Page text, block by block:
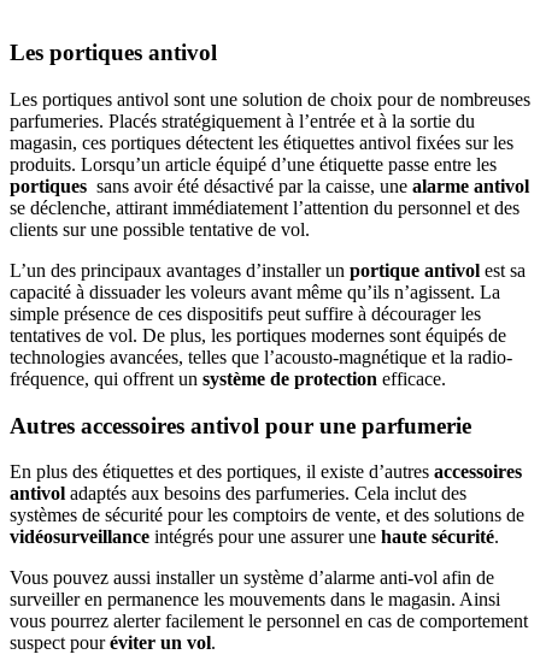
Les portiques antivol
Les portiques antivol sont une solution de choix pour de nombreuses
parfumeries. Placés stratégiquement à l’entrée et à la sortie du
magasin, ces portiques détectent les étiquettes antivol fixées sur les
produits. Lorsqu’un article équipé d’une étiquette passe entre les
portiques sans avoir été désactivé par la caisse, une alarme antivol
se déclenche, attirant immédiatement l’attention du personnel et des
clients sur une possible tentative de vol.
L’un des principaux avantages d’installer un portique antivol est sa
capacité à dissuader les voleurs avant même qu’ils n’agissent. La
simple présence de ces dispositifs peut suffire à décourager les
tentatives de vol. De plus, les portiques modernes sont équipés de
technologies avancées, telles que l’acousto-magnétique et la radio-
fréquence, qui offrent un système de protection efficace.
Autres accessoires antivol pour une parfumerie
En plus des étiquettes et des portiques, il existe d’autres accessoires
antivol adaptés aux besoins des parfumeries. Cela inclut des
systèmes de sécurité pour les comptoirs de vente, et des solutions de
vidéosurveillance intégrés pour une assurer une haute sécurité.
Vous pouvez aussi installer un système d’alarme anti-vol afin de
surveiller en permanence les mouvements dans le magasin. Ainsi
vous pourrez alerter facilement le personnel en cas de comportement
suspect pouréviter un vol.